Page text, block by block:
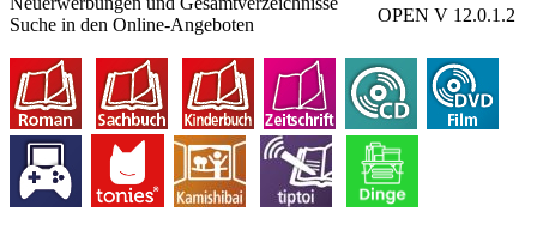
OPEN V 12.0.1.2
Suche in den Online-Angeboten